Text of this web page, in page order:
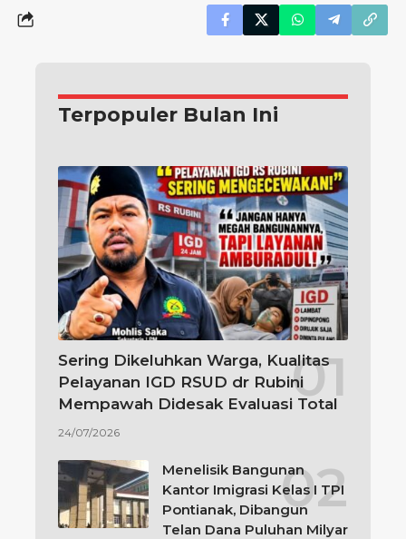
Terpopuler Bulan Ini
Sering Dikeluhkan Warga, Kualitas
Pelayanan IGD RSUD dr Rubini
Mempawah Didesak Evaluasi Total
24/07/2026
Menelisik Bangunan
Kantor Imigrasi Kelas I TPI
Pontianak, Dibangun
Telan Dana Puluhan Milyar